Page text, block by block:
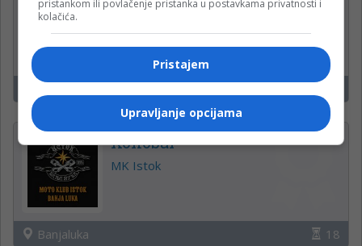
Konobar
MK Istok
Banjaluka 18
pristankom ili povlačenje pristanka u postavkama privatnosti i
kolačića.
Pristajem
Upravljanje opcijama